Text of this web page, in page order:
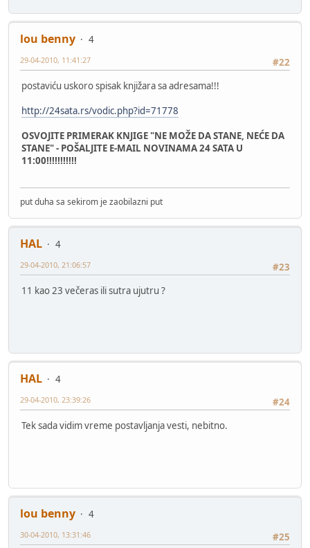
lou benny
4
#22
29-04-2010, 11:41:27
postaviću uskoro spisak knjižara sa adresama!!!
http://24sata.rs/vodic.php?id=71778
OSVOJITE PRIMERAK KNJIGE "NE MOŽE DA STANE, NEĆE DA
STANE" - POŠALJITE E-MAIL NOVINAMA 24 SATA U
11:00!!!!!!!!!!!
put duha sa sekirom je zaobilazni put
HAL
4
#23
29-04-2010, 21:06:57
11 kao 23 večeras ili sutra ujutru ?
HAL
4
#24
29-04-2010, 23:39:26
Tek sada vidim vreme postavljanja vesti, nebitno.
lou benny
4
#25
30-04-2010, 13:31:46